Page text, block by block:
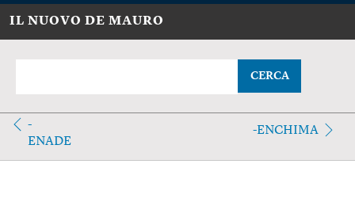
IL NUOVO DE MAURO
CERCA
-
ENADE
-ENCHIMA